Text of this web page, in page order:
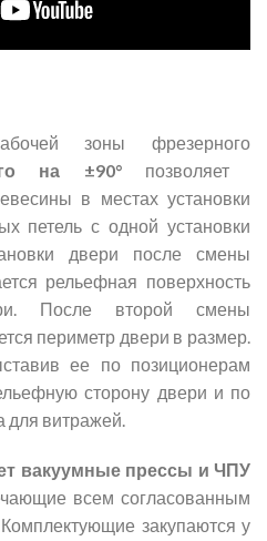
зоны фрезерного
на ±90°позволяет
в местах установки
петель с одной установки
двери после смены
рельефная поверхность
После второй смены
периметр двери в размер.
ее по позиционерам
сторону двери и по
для витражей.
вакуумные прессы и ЧПУ
всем согласованным
закупаются у